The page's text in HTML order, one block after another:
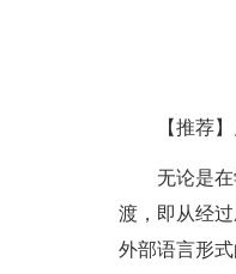
【推荐
无论是
渡，即从经
外部语言形